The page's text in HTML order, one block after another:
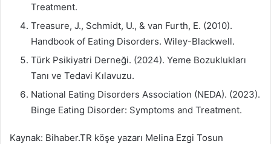
Treatment.
Treasure, J., Schmidt, U., & van Furth, E. (2010).
Handbook of Eating Disorders. Wiley-Blackwell.
Türk Psikiyatri Derneği. (2024). Yeme Bozuklukları
Tanı ve Tedavi Kılavuzu.
National Eating Disorders Association (NEDA). (2023).
Binge Eating Disorder: Symptoms and Treatment.
Kaynak: Bihaber.TR köşe yazarı Melina Ezgi Tosun